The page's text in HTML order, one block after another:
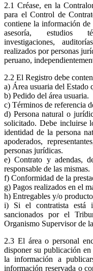
2.1 Créase, en la
para el Control de
contiene la información de
asesoría, estudios
investigaciones,
realizados por personas
peruano,
2.2 El Registro debe
a) Área usuaria del Estado
b) Pedido del área usuaria.
c) Términos de referencia
d) Persona natural o
solicitado. Debe incluirse
identidad de la persona
apoderados,
personas jurídicas.
e) Contrato y adendas,
responsable de las mismas.
f) Conformidad de la
g) Pagos realizados en el
h) Entregables y/o
i) Si el contratista está
sancionados por el
Organismo Supervisor de
2.3 El área o personal
disponer su publicación
la información a
información reservada o